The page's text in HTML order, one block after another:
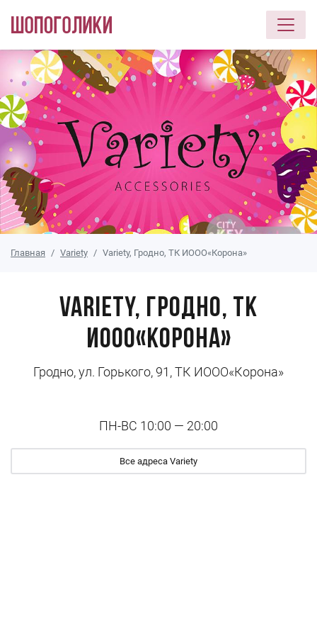
Перейти к основному содержанию
Главная Variety Variety, Гродно, ТК ИООО«Корона»
Variety, Гродно, ТК
ИООО«Корона»
Гродно, ул. Горького, 91, ТК ИООО«Корона»
ПН-ВС 10:00 — 20:00
Все адреса Variety